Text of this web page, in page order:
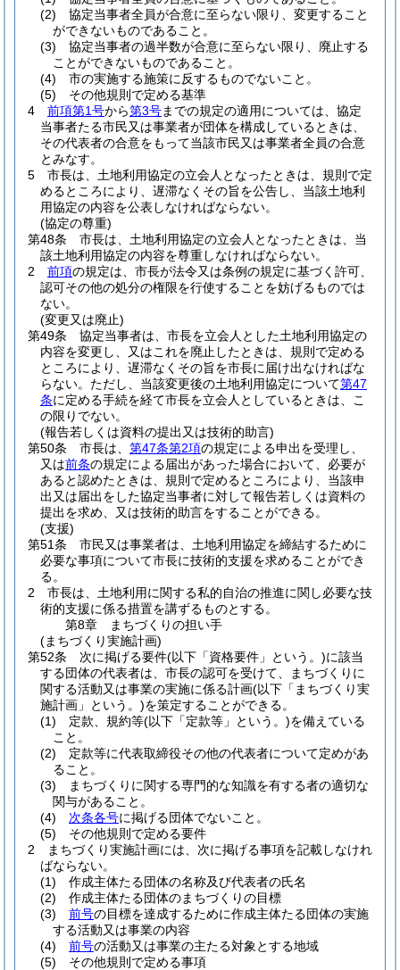
(2)
協定当事者全員が合意に至らない限り、変更すること
ができないものであること。
(3)
協定当事者の過半数が合意に至らない限り、廃止する
ことができないものであること。
(4)
市の実施する施策に反するものでないこと。
(5)
その他規則で定める基準
4
前項第1号から第3号までの規定の適用については、協定
当事者たる市民又は事業者が団体を構成しているときは、
その代表者の合意をもって当該市民又は事業者全員の合意
とみなす。
5
市長は、土地利用協定の立会人となったときは、規則で定
めるところにより、遅滞なくその旨を公告し、当該土地利
用協定の内容を公表しなければならない。
(協定の尊重)
第48条
市長は、土地利用協定の立会人となったときは、当
該土地利用協定の内容を尊重しなければならない。
2
前項の規定は、市長が法令又は条例の規定に基づく許可、
認可その他の処分の権限を行使することを妨げるものでは
ない。
(変更又は廃止)
第49条
協定当事者は、市長を立会人とした土地利用協定の
内容を変更し、又はこれを廃止したときは、規則で定める
ところにより、遅滞なくその旨を市長に届け出なければな
らない。 ただし、当該変更後の土地利用協定について第47
条に定める手続を経て市長を立会人としているときは、こ
の限りでない。
(報告若しくは資料の提出又は技術的助言)
第50条
市長は、 第47条第2項の規定による申出を受理し、
又は前条の規定による届出があった場合において、必要が
あると認めたときは、規則で定めるところにより、当該申
出又は届出をした協定当事者に対して報告若しくは資料の
提出を求め、又は技術的助言をすることができる。
(支援)
第51条
市民又は事業者は、土地利用協定を締結するために
必要な事項について市長に技術的支援を求めることができ
る。
2
市長は、土地利用に関する私的自治の推進に関し必要な技
術的支援に係る措置を講ずるものとする。
第8章
まちづくりの担い手
(まちづくり実施計画)
第52条
次に掲げる要件(以下「資格要件」という。)に該当
する団体の代表者は、市長の認可を受けて、まちづくりに
関する活動又は事業の実施に係る計画(以下「まちづくり実
施計画」という。)を策定することができる。
(1)
定款、規約等(以下「定款等」という。)を備えている
こと。
(2)
定款等に代表取締役その他の代表者について定めがあ
ること。
(3)
まちづくりに関する専門的な知識を有する者の適切な
関与があること。
(4)
次条各号に掲げる団体でないこと。
(5)
その他規則で定める要件
2
まちづくり実施計画には、次に掲げる事項を記載しなけれ
ばならない。
(1)
作成主体たる団体の名称及び代表者の氏名
(2)
作成主体たる団体のまちづくりの目標
(3)
前号の目標を達成するために作成主体たる団体の実施
する活動又は事業の内容
(4)
前号の活動又は事業の主たる対象とする地域
(5)
その他規則で定める事項